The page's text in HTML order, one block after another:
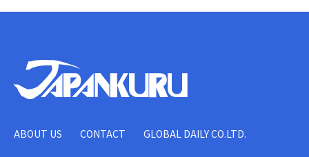
ABOUT US CONTACT GLOBAL DAILY CO.LTD.